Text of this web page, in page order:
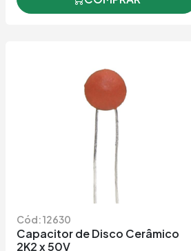
Cód: 12630
Capacitor de Disco Cerâmico
2K2 x 50V